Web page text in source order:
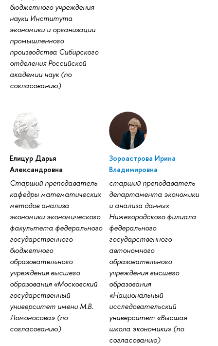
бюджетного учреждения
науки Института
экономики и организации
промышленного
производства Сибирского
отделения Российской
академии наук (по
согласованию)
Елицур Дарья
Александровна
Старший преподаватель
кафедры математических
методов анализа
экономики экономического
факультета федерального
государственного
бюджетного
образовательного
учреждения высшего
образования «Московский
государственный
университет имени М.В.
Ломоносова» (по
согласованию)
Зороастрова Ирина
Владимировна
старший преподаватель
департамента экономики
и анализа данных
Нижегородского филиала
федерального
государственного
автономного
образовательного
учреждения высшего
образования
«Национальный
исследовательский
университет «Высшая
школа экономики» (по
согласованию)